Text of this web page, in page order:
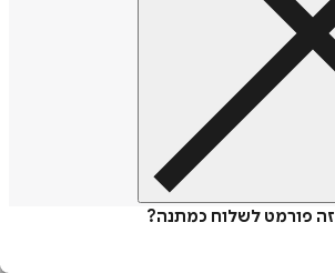
פורמט לשלוח כמתנה?